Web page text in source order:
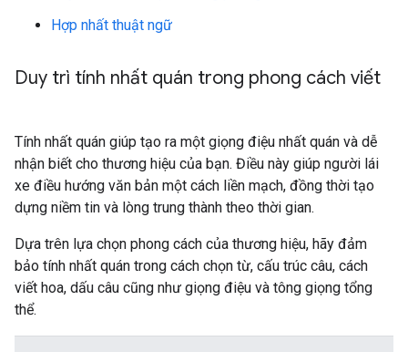
Hợp nhất thuật ngữ
Duy trì tính nhất quán trong phong cách viết
Tính nhất quán giúp tạo ra một giọng điệu nhất quán và dễ
nhận biết cho thương hiệu của bạn. Điều này giúp người lái
xe điều hướng văn bản một cách liền mạch, đồng thời tạo
dựng niềm tin và lòng trung thành theo thời gian.
Dựa trên lựa chọn phong cách của thương hiệu, hãy đảm
bảo tính nhất quán trong cách chọn từ, cấu trúc câu, cách
viết hoa, dấu câu cũng như giọng điệu và tông giọng tổng
thể.